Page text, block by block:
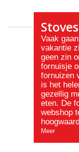
Vaak
vakantie
geen zin
fornuisje
fornuizen
is het
gezellig
eten. De
webshop
Meer